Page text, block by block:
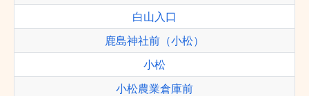
白山入口
鹿島神社前（小松）
小松
小松農業倉庫前